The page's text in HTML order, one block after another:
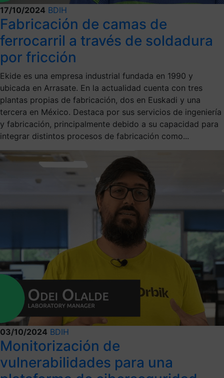
17/10/2024 BDIH
Fabricación de camas de
ferrocarril a través de soldadura
por fricción
Ekide es una empresa industrial fundada en 1990 y
ubicada en Arrasate. En la actualidad cuenta con tres
plantas propias de fabricación, dos en Euskadi y una
tercera en México. Destaca por sus servicios de ingeniería
y fabricación, principalmente debido a su capacidad para
integrar distintos procesos de fabricación como...
03/10/2024 BDIH
Monitorización de
vulnerabilidades para una